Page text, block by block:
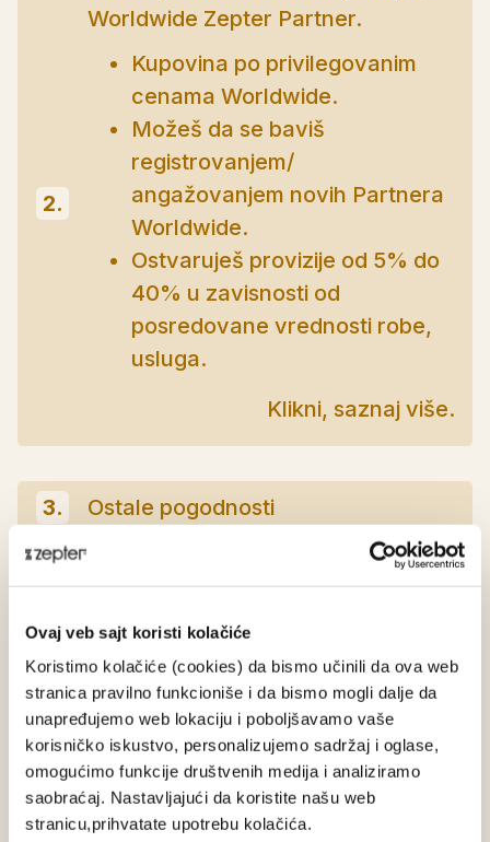
Ovaj veb sajt koristi kolačiće
Koristimo kolačiće (cookies) da bismo učinili da ova web
stranica pravilno funkcioniše i da bismo mogli dalje da
unapređujemo web lokaciju i poboljšavamo vaše
korisničko iskustvo, personalizujemo sadržaj i oglase,
omogućimo funkcije društvenih medija i analiziramo
saobraćaj. Nastavljajući da koristite našu web
stranicu,prihvatate upotrebu kolačića.
2.
Worldwide Zepter Partner.
Kupovina po privilegovanim
cenama Worldwide.
Možeš da se baviš
registrovanjem/
angažovanjem novih Partnera
Worldwide.
Ostvaruješ provizije od 5% do
40% u zavisnosti od
posredovane vrednosti robe,
usluga.
Klikni, saznaj više.
3. Ostale pogodnosti
Da li si fizičko ili pravno lice?
Fizičko lice Pravno lice